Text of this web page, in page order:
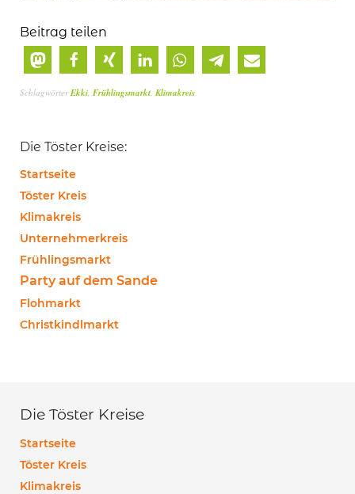
Beitrag teilen
SchlagwörterEkki Frühlingsmarkt Klimakreis
Die Töster Kreise:
Startseite
Töster Kreis
Klimakreis
Unternehmerkreis
Frühlingsmarkt
Party auf dem Sande
Flohmarkt
Christkindlmarkt
Die Töster Kreise
Startseite
Töster Kreis
Klimakreis